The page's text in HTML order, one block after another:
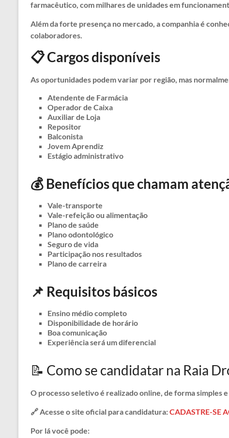
farmacêutico, com milhares de unidades em
Além da forte presença no mercado, a companhia é
colaboradores.
📋 Cargos disponíveis
As oportunidades podem variar por região, mas
Atendente de Farmácia
Operador de Caixa
Auxiliar de Loja
Repositor
Balconista
Jovem Aprendiz
Estágio administrativo
💰 Benefícios que chamam
Vale-transporte
Vale-refeição ou alimentação
Plano de saúde
Plano odontológico
Seguro de vida
Participação nos resultados
Plano de carreira
📌 Requisitos básicos
Ensino médio completo
Disponibilidade de horário
Boa comunicação
Experiência será um diferencial
📝 Como se candidatar na Raia
O processo seletivo é realizado online, de forma simples
🔗 Acesse o site oficial para candidatura:CADASTRE-SE
Por lá você pode: